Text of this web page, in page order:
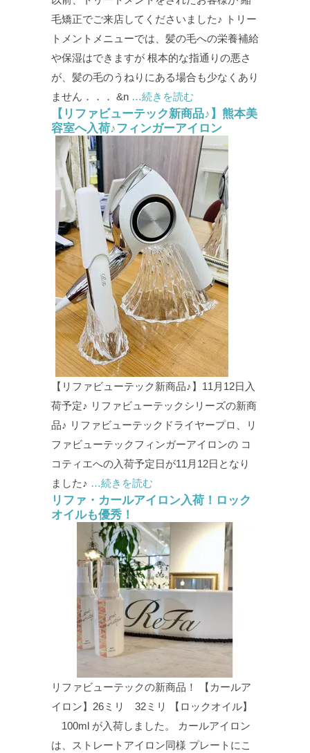
毛矯正でご来店してくださいました♪ トリー
トメントメニューでは、髪の毛への栄養補給
や保湿はできますが 根本的な指通りの悪さ
が、髪の毛のうねりにある場合も少なくあり
ません．．． &n …続きを読む
【リファビューテック新商品♪】熊本美
容室へ入荷♪フィンガーアイロン
【リファビューテック新商品♪】11月12日入
荷予定♪ リファビューテックシリーズの新商
品♪ リファビューテックドライヤープロ、リ
ファビューテックフィンガーアイロンの コ
コティエへの入荷予定日が11月12日となり
ました♪ …続きを読む
リファ・カールアイロン入荷！ロック
オイルも優秀！
リファビューテックの新商品！ 【カールア
イロン】26ミリ 32ミリ 【ロックオイル】
100ml が入荷しました。 カールアイロン
は、ストレートアイロン同様 プレートにこ